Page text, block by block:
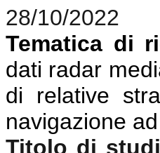
28/10/2022
Tematica di
dati radar
di relative
navigazione
Titolo di